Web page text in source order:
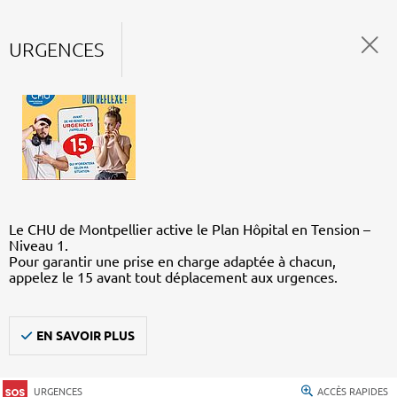
URGENCES
Le CHU de Montpellier active le Plan Hôpital en Tension –
Niveau 1.
Pour garantir une prise en charge adaptée à chacun,
appelez le 15 avant tout déplacement aux urgences.
EN SAVOIR PLUS
URGENCES ACCÈS RAPIDES